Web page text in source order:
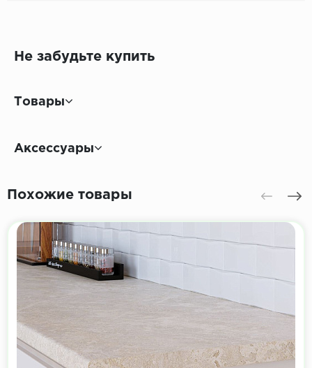
Не забудьте купить
Товары
Аксессуары
Похожие товары